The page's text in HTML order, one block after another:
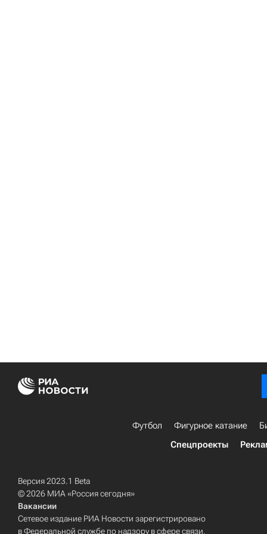
Футбол Фигурное катание
Спецпроекты
Версия 2023.1 Beta
© 2026 МИА «Россия сегодня»
Вакансии
Сетевое издание РИА Новости зарегистрировано
в Федеральной службе по надзору в сфере связи,